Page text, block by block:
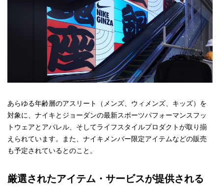
あらゆる年齢層のアスリート（メンズ、ウィメンズ、キッズ）を
対象に、ナイキとジョーダンの最新スポーツパフォーマンスフッ
トウェアとアパレル、そしてライフスタイルプロダクトが取り揃
えられています。また、ナイキメンバー限定アイテムなどの販売
も予定されているとのこと。
厳選されたアイテム・サービスが提供される